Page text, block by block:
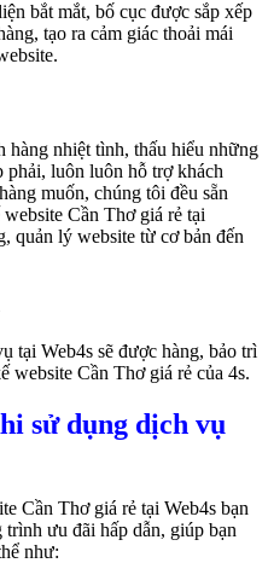
bắt mắt, bố cục được sắp xếp
tạo ra cảm giác thoải mái
hàng nhiệt tình, thấu hiểu những
phải, luôn luôn hỗ trợ khách
muốn, chúng tôi đều sẵn
Cần Thơ giá rẻ tại
quản lý website từ cơ bản đến
tại Web4s sẽ được hàng, bảo trì
website Cần Thơ giá rẻ của 4s.
sử dụng dịch vụ
Cần Thơ giá rẻ tại Web4s bạn
ưu đãi hấp dẫn, giúp bạn
như: